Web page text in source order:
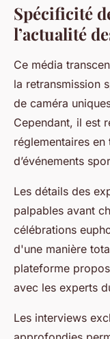
Spécificité
l’actualité
Ce média
la retransmission
de caméra
Cependant, il est
réglementaires
d’événements
Les détails des
palpables avant
célébrations
d'une manière
plateforme
avec les experts
Les interviews